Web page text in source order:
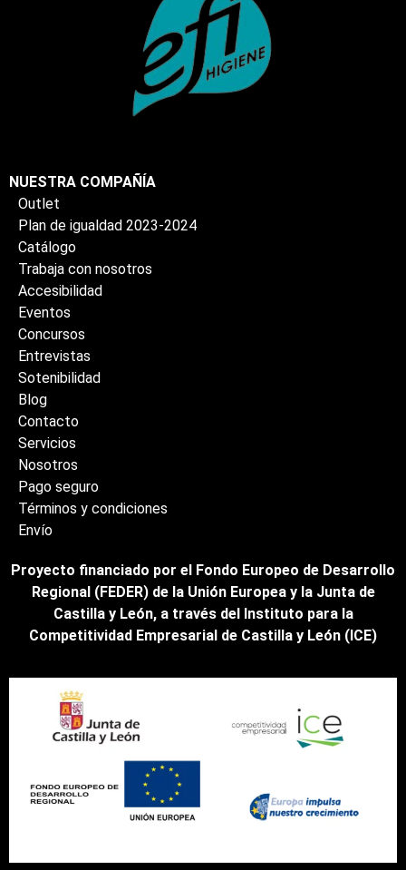
NUESTRA COMPAÑÍA
Outlet
Plan de igualdad 2023-2024
Catálogo
Trabaja con nosotros
Accesibilidad
Eventos
Concursos
Entrevistas
Sotenibilidad
Blog
Contacto
Servicios
Nosotros
Pago seguro
Términos y condiciones
Envío
Proyecto financiado por el Fondo Europeo de Desarrollo
Regional (FEDER) de la Unión Europea y la Junta de
Castilla y León, a través del Instituto para la
Competitividad Empresarial de Castilla y León (ICE)